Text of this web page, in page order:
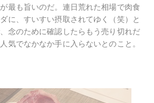
最も旨いのだ。連日荒れた相場で肉食
に、すいすい摂取されてゆく（笑）と
念のために確認したらもう売り切れだ
気でなかなか手に入らないとのこと。